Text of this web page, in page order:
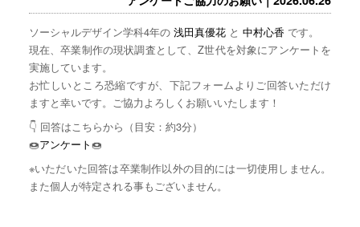
ソーシャルデザイン学科4年の 浅田真優花と 中村心香 です。
現在、卒業制作の現状調査として、Z世代を対象にアンケートを
実施しています。
お忙しいところ恐縮ですが、下記フォームよりご回答いただけ
ますと幸いです。ご協力よろしくお願いいたします！
👇 回答はこちらから（目安：約3分）
🍩アンケート🍩
※いただいた回答は卒業制作以外の目的には一切使用しません。
また個人が特定される事もございません。